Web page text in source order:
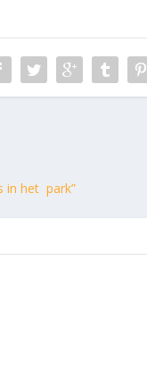
in het park”